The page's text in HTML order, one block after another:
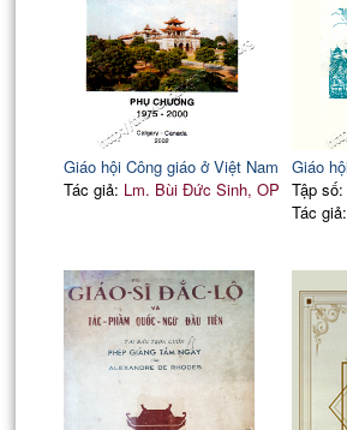
Giáo hội Công giáo ở Việt Nam
Tác giả: Lm. Bùi Đức Sinh, OP
Giáo
Tập
Tác giả: